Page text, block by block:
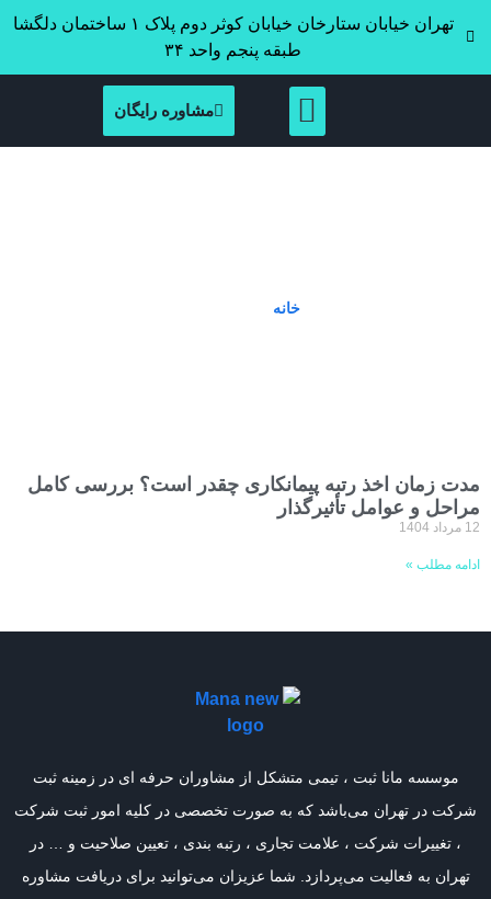
تهران خیابان ستارخان خیابان کوثر دوم پلاک ۱ ساختمان دلگشا
طبقه پنجم واحد ۳۴
مشاوره رایگان
خانه
مدت زمان اخذ رتبه پیمانکاری چقدر است؟ بررسی کامل
مراحل و عوامل تأثیرگذار
12 مرداد 1404
ادامه مطلب »
موسسه مانا ثبت ، تیمی متشکل از مشاوران حرفه ای در زمینه ثبت
شرکت در تهران می‌باشد که به صورت تخصصی در کلیه امور ثبت شرکت
، تغییرات شرکت ، علامت تجاری ، رتبه بندی ، تعیین صلاحیت و … در
تهران به فعالیت می‌پردازد. شما عزیزان می‌توانید برای دریافت مشاوره